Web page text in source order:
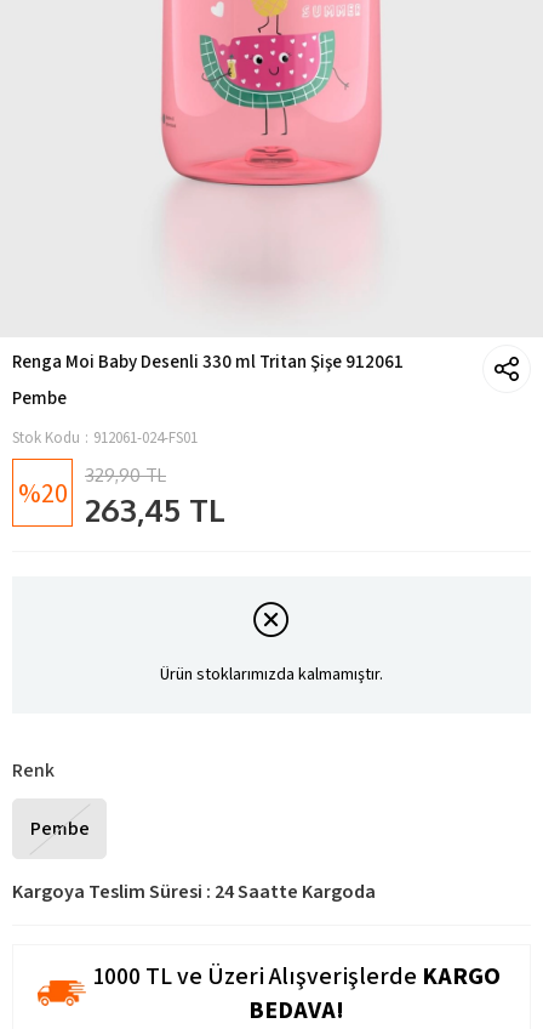
Renga Moi Baby Desenli 330 ml Tritan Şişe 912061
Pembe
Stok Kodu 912061-024-FS01
20 329,90 TL
263,45 TL
Ürün stoklarımızda kalmamıştır.
Renk
Pembe
Kargoya Teslim Süresi : 24 Saatte Kargoda
1000 TL ve Üzeri Alışverişlerde KARGO
BEDAVA!